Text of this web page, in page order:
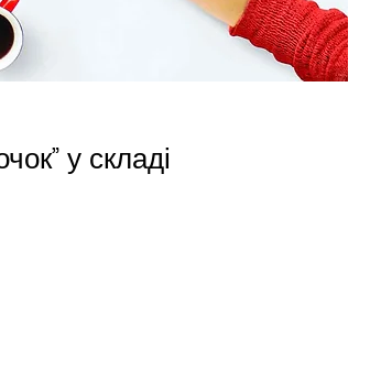
у складі